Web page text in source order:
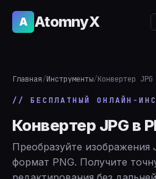
A AtomnyX
🇩🇪
🇯🇵日本語
Главная/Инструменты/Конвертер JPG
// БЕСПЛАТНЫЙ ОНЛАЙН-
Конвертер JPG в
Преобразуйте изображения
формат PNG. Получите